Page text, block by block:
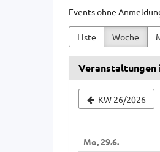
Events ohne
Liste Woche
Veranstaltungen
KW 26/2026
Mo, 29.6.